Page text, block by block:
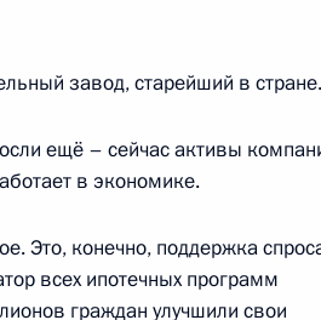
завод, старейший в стране.
ещё – сейчас активы
в экономике.
Это, конечно, поддержка
всех ипотечных программ
граждан улучшили свои